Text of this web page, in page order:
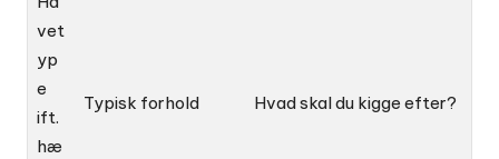
vet
yp
e
ift.
hæ
Typisk forhold Hvad skal du kigge efter?